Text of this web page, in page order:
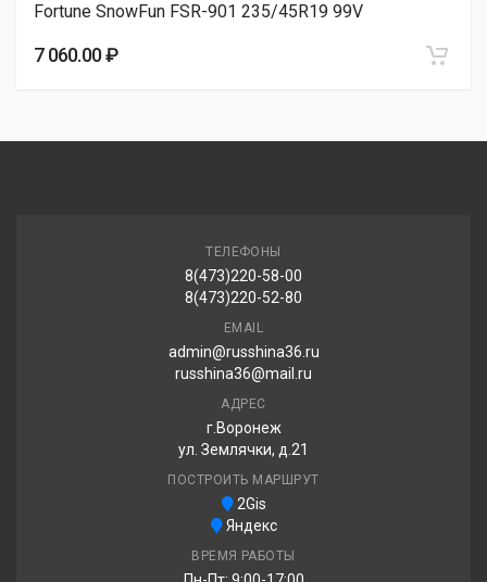
Ikon Tyres Autograph Ice 9 SUV 235/45R19 99T
Michelin X-Ice North 4 235/45R19 99H
Fortune SnowFun FSR-901 235/45R19 99V
7 060.00 ₽
ТЕЛЕФОНЫ
8(473)220-58-00
8(473)220-52-80
EMAIL
admin@russhina36.ru
russhina36@mail.ru
АДРЕС
г.Воронеж
ул. Землячки, д.21
ПОСТРОИТЬ МАРШРУТ
2Gis
Яндекс
ВРЕМЯ РАБОТЫ